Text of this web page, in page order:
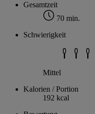
Gesamtzeit
70 min.
Schwierigkeit
Mittel
Kalorien / Portion
192 kcal